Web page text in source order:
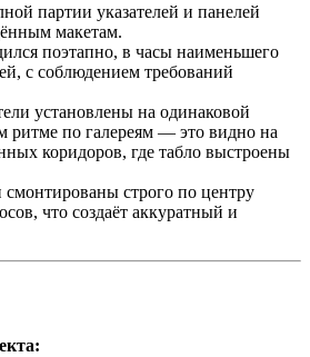
партии указателей и панелей
макетам.
поэтапно, в часы наименьшего
с соблюдением требований
установлены на одинаковой
ритме по галереям — это видно на
коридоров, где табло выстроены
строго по центру
что создаёт аккуратный и